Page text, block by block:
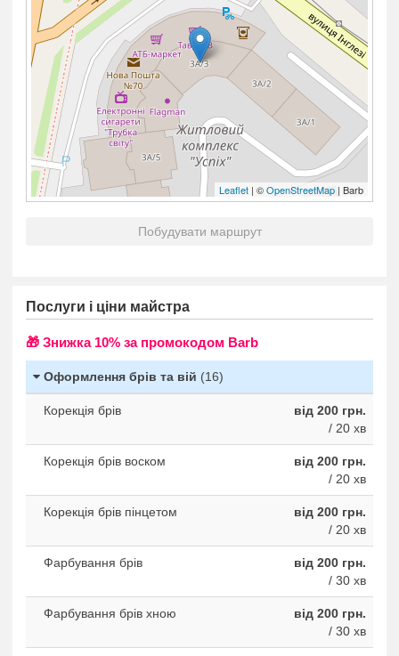
Leaflet | ©OpenStreetMap | Barb
Побудувати маршрут
Послуги і ціни майстра
🎁 Знижка 10% за промокодом Barb
Оформлення брів та вій (16)
Корекція брів
від 200 грн.
/ 20 хв
Корекція брів воском
від 200 грн.
/ 20 хв
Корекція брів пінцетом
від 200 грн.
/ 20 хв
Фарбування брів
від 200 грн.
/ 30 хв
Фарбування брів хною
від 200 грн.
/ 30 хв